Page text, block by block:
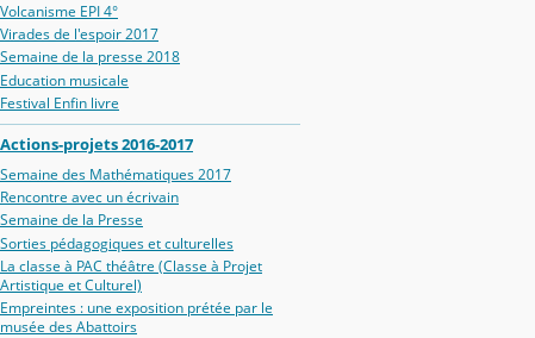
Volcanisme EPI 4°
Virades de l'espoir 2017
Semaine de la presse 2018
Education musicale
Festival Enfin livre
Actions-projets 2016-2017
Semaine des Mathématiques 2017
Rencontre avec un écrivain
Semaine de la Presse
Sorties pédagogiques et culturelles
La classe à PAC théâtre (Classe à Projet
Artistique et Culturel)
Empreintes : une exposition prétée par le
musée des Abattoirs